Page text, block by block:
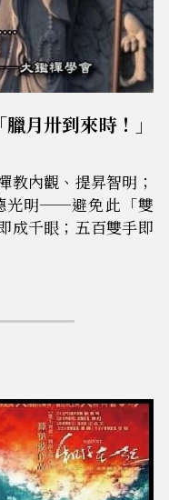
月卅到來時！」
教內觀、提昇智明；
光明──避免此「雙
成千眼；五百雙手即